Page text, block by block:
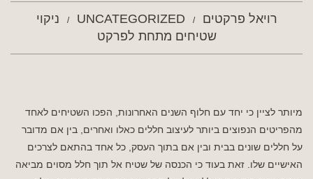
רויאל פרקטים UNCATEGORIZED
ניקוי
שטיחים מתחת לפרקט
מיותר לציין כי יחד עם חלוף השנים האחרונות, הפכו השטיחים לאחד
מהפריטים הנפוצים ביותר לעיצוב חללים כאלו ואחרים, בין אם מדובר
על חללים שונים בבית ובין אם בתוך העסק, כל אחד בהתאם לצרכים
האישיים שלו. זאת בעוד כי הכנסה של שטיח אל תוך חלל מסוים מביאה